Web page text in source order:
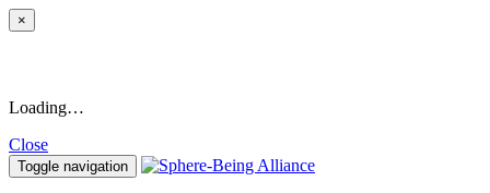
×
Loading…
Close
Toggle navigation